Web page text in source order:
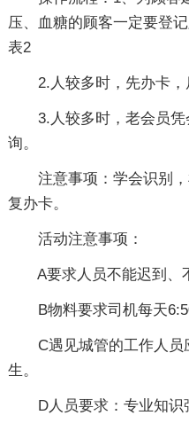
压、血糖的顾客一定要登
表2
2.人较多时，先办卡，
3.人较多时，老会员
询。
注意事项： 学会识别
复办卡。
活动注意事项：
A要求人员不能迟到、
B物料要求司机每天6:50
C遇见城管的工作人员
生。
D人员要求：专业知识